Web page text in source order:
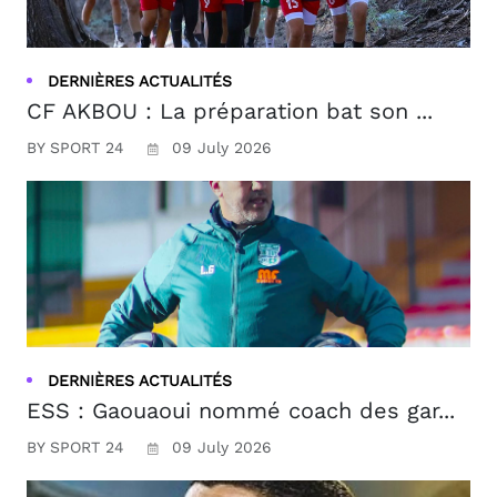
DERNIÈRES ACTUALITÉS
CF AKBOU : La préparation bat son ...
BY SPORT 24 09 July 2026
DERNIÈRES ACTUALITÉS
ESS : Gaouaoui nommé coach des gar...
BY SPORT 24 09 July 2026